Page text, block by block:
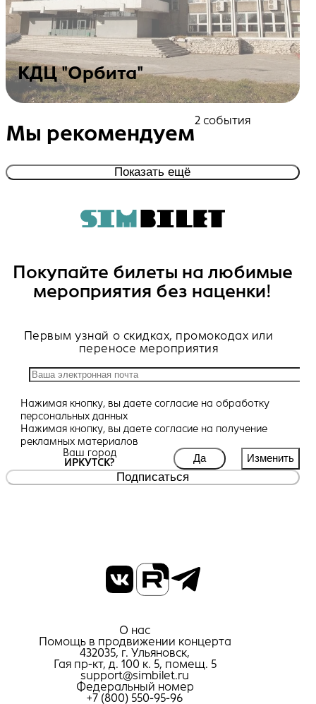
КДЦ "Орбита"
Мы рекомендуем
2 события
Показать ещё
Покупайте билеты на любимые
мероприятия без наценки!
Первым узнай о скидках, промокодах или
переносе мероприятия
Нажимая кнопку, вы даете согласие на обработку
персональных данных
Нажимая кнопку, вы даете согласие на получение
рекламных материалов
Ваш город
ИРКУТСК?
Да Изменить
Подписаться
О нас
Помощь в продвижении концерта
432035, г. Ульяновск,
Гая пр-кт, д. 100 к. 5, помещ. 5
support@simbilet.ru
Федеральный номер
+7 (800) 550-95-96